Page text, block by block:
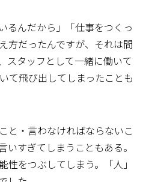
るんだから」「仕事をつくっ
方だったんですが、それは間
スタッフとして一緒に働いて
て飛び出してしまったことも
と・言わなければならないこ
いすぎてしまうこともある。
性をつぶしてしまう。「人」